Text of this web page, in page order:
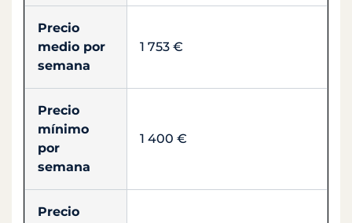
Precio
medio por
semana
1 753 €
Precio
mínimo
por
semana
1 400 €
Precio